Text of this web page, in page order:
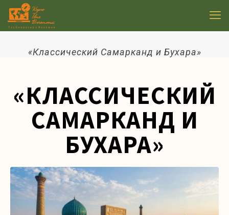
«Классический Самарканд и Бухара»
«КЛАССИЧЕСКИЙ
САМАРКАНД И
БУХАРА»